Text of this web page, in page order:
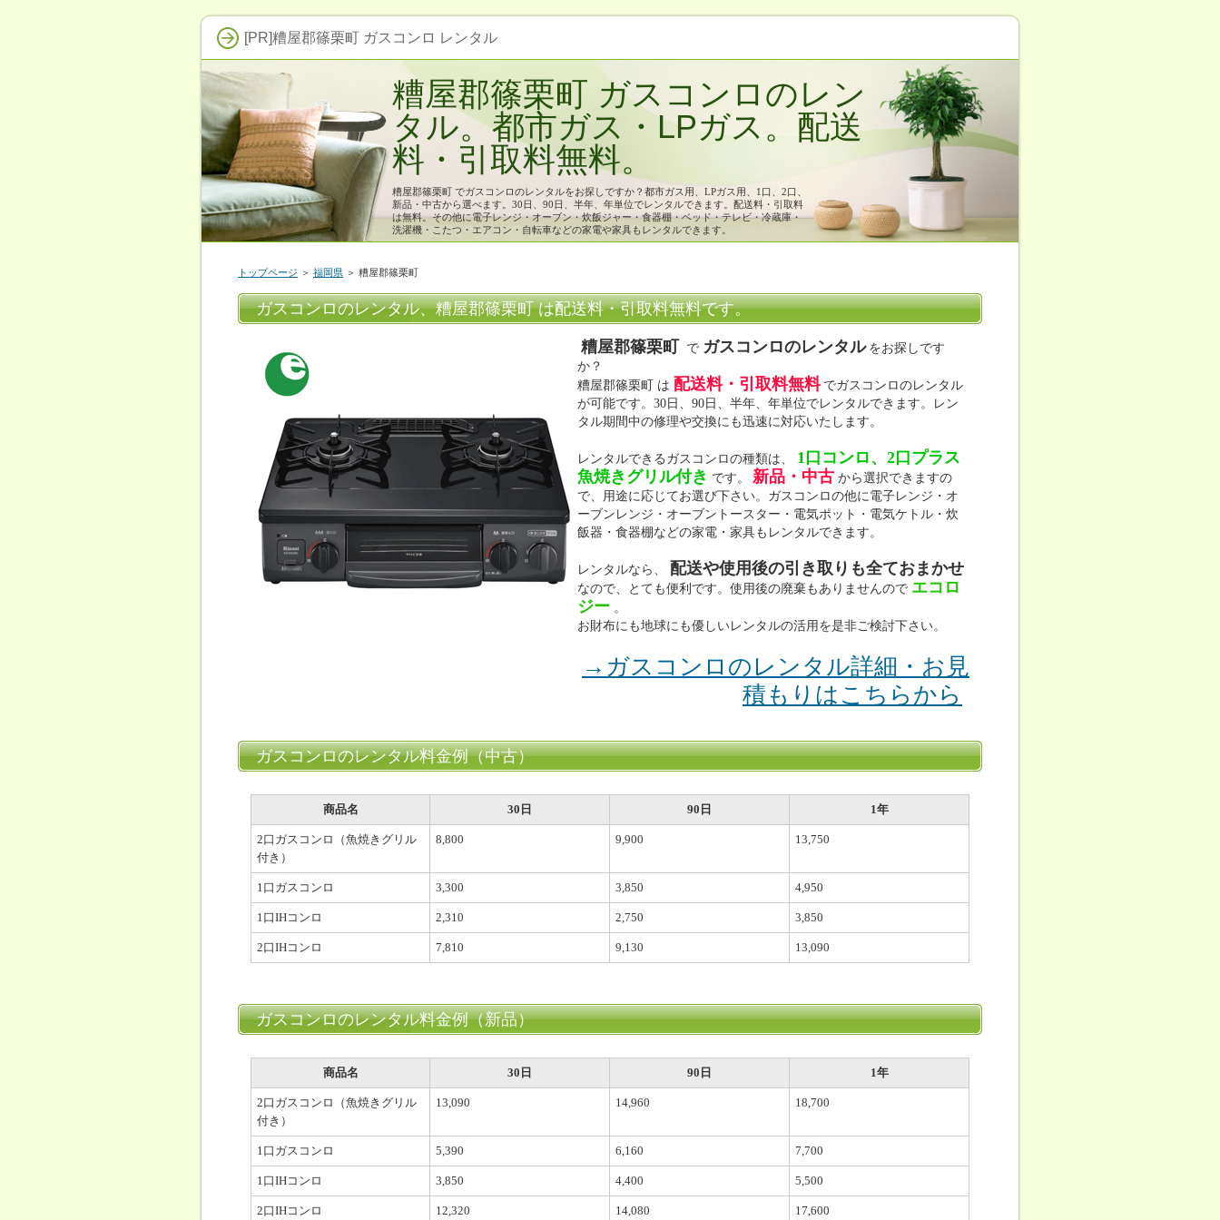
[PR]糟屋郡篠栗町 ガスコンロ レンタル
糟屋郡篠栗町 ガスコンロのレン
タル。都市ガス・LPガス。配送
料・引取料無料。
糟屋郡篠栗町 でガスコンロのレンタルをお探しですか？都市ガス用、LPガス用、1口、2口、
新品・中古から選べます。30日、90日、半年、年単位でレンタルできます。配送料・引取料
は無料。その他に電子レンジ・オーブン・炊飯ジャー・食器棚・ベッド・テレビ・冷蔵庫・
洗濯機・こたつ・エアコン・自転車などの家電や家具もレンタルできます。
トップページ ＞ 福岡県 ＞ 糟屋郡篠栗町
ガスコンロのレンタル、糟屋郡篠栗町 は配送料・引取料無料です。
糟屋郡篠栗町 で ガスコンロのレンタル をお探しです
か？
糟屋郡篠栗町 は 配送料・引取料無料 でガスコンロのレンタル
が可能です。30日、90日、半年、年単位でレンタルできます。レン
タル期間中の修理や交換にも迅速に対応いたします。
レンタルできるガスコンロの種類は、
1口コンロ、2口プラス
魚焼きグリル付き です。 新品・中古 から選択できますの
で、用途に応じてお選び下さい。ガスコンロの他に電子レンジ・オ
ーブンレンジ・オーブントースター・電気ポット・電気ケトル・炊
飯器・食器棚などの家電・家具もレンタルできます。
レンタルなら、 配送や使用後の引き取りも全ておまかせ
なので、とても便利です。使用後の廃棄もありませんので エコロ
ジー 。
お財布にも地球にも優しいレンタルの活用を是非ご検討下さい。
→ガスコンロのレンタル詳細・お見
積もりはこちらから
ガスコンロのレンタル料金例（中古）
商品名 30日 90日 1年
2口ガスコンロ（魚焼きグリル
付き）
8,800 9,900 13,750
1口ガスコンロ 3,300 3,850 4,950
1口IHコンロ 2,310 2,750 3,850
2口IHコンロ 7,810 9,130 13,090
ガスコンロのレンタル料金例（新品）
商品名 30日 90日 1年
2口ガスコンロ（魚焼きグリル
付き）
13,090 14,960 18,700
1口ガスコンロ 5,390 6,160 7,700
1口IHコンロ 3,850 4,400 5,500
2口IHコンロ 12,320 14,080 17,600